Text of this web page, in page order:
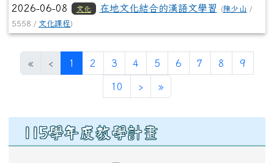
2026-06-08 文化 在地文化結合的漢語文學習 (陳少山 /
5558 / 文化課程)
« ‹ 1 (目前頁次)
2 3 4 5 6 7 8 9
10 ›下一頁
»最後頁
右邊區域內容
115學年度教學計畫